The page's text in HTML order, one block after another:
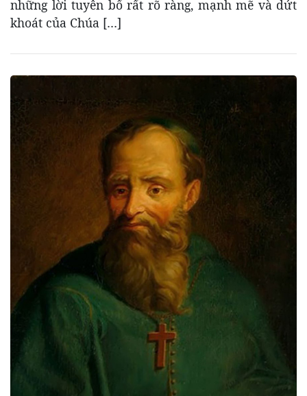
những lời tuyên bố rất rõ ràng, mạnh mẽ và dứt
khoát của Chúa […]